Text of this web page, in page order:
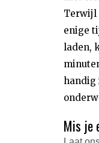
Terwijl
enige
laden,
handig
Mis je